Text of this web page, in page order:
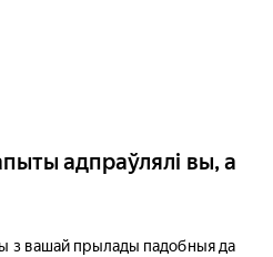
адпраўлялі вы, а
з вашай прылады падобныя да